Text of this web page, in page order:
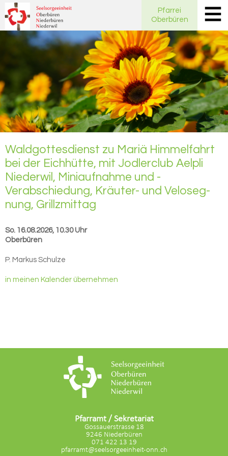
Pfarrei
Oberbüren
Wald­got­tes­dienst zu Mariä Him­mel­fahrt
bei der Eich­hüt­te, mit Jod­ler­club Ael­pli
Nie­der­wil, Mi­ni­auf­nah­me und -​
Verabschiedung, Kräuter-​ und Ve­lo­seg­
nung, Grillz­mit­tag
So. 16.08.2026, 10.30 Uhr
Oberbüren
P. Markus Schulze
in meinen Kalender übernehmen
Pfarramt / Sekretariat
Gossauerstrasse 18
9246 Niederbüren
071 422 13 19
pfarramt@seelsorgeeinheit-onn.ch